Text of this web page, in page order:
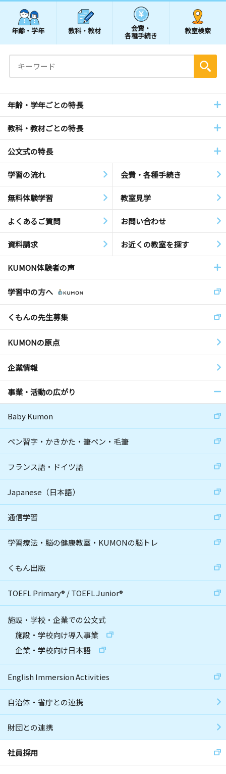
年齢・学年 教科・教材 会費・
各種手続き
教室検索
年齢・学年ごとの特長
教科・教材ごとの特長
公文式の特長
学習の流れ 会費・各種手続き
無料体験学習 教室見学
よくあるご質問 お問い合わせ
資料請求 お近くの教室を探す
KUMON体験者の声
学習中の方へ
くもんの先生募集
KUMONの原点
企業情報
事業・活動の広がり
Baby Kumon
ペン習字・かきかた・筆ペン・毛筆
フランス語・ドイツ語
Japanese（日本語）
通信学習
学習療法・脳の健康教室・KUMONの脳トレ
くもん出版
TOEFL Primary® /TOEFL Junior®
施設・学校・企業での公文式
施設・学校向け導入事業
企業・学校向け日本語
English Immersion Activities
自治体・省庁との連携
財団との連携
社員採用